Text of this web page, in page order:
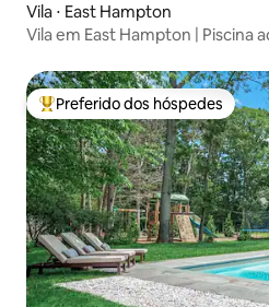
Vila ⋅ East Hampton
Vila em East Hampton | Piscina
Entre os melhores preferidos
Preferido dos hóspedes